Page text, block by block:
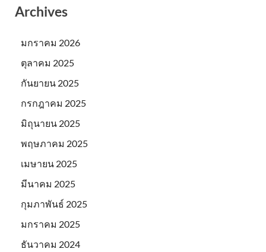
Archives
มกราคม 2026
ตุลาคม 2025
กันยายน 2025
กรกฎาคม 2025
มิถุนายน 2025
พฤษภาคม 2025
เมษายน 2025
มีนาคม 2025
กุมภาพันธ์ 2025
มกราคม 2025
ธันวาคม 2024